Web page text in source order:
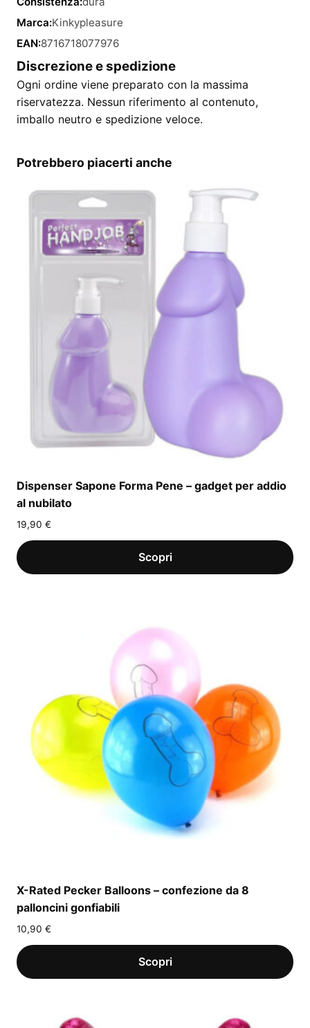
Marca:Kinkypleasure
EAN:8716718077976
Discrezione e spedizione
Ogni ordine viene preparato con la massima
riservatezza. Nessun riferimento al contenuto,
imballo neutro e spedizione veloce.
Potrebbero piacerti anche
Dispenser Sapone Forma Pene – gadget per addio
al nubilato
19,90 €
X-Rated Pecker Balloons – confezione da 8
palloncini gonfiabili
10,90 €